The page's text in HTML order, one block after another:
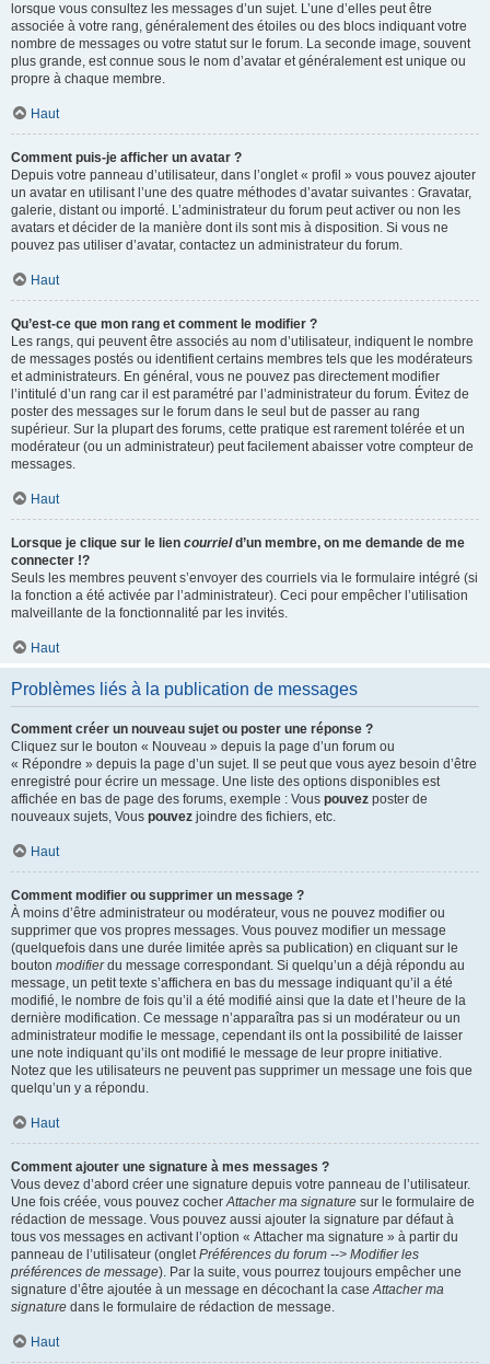
lorsque vous consultez les messages d’un sujet. L’une d’elles peut être
associée à votre rang, généralement des étoiles ou des blocs indiquant votre
nombre de messages ou votre statut sur le forum. La seconde image, souvent
plus grande, est connue sous le nom d’avatar et généralement est unique ou
propre à chaque membre.
Haut
Comment puis-je afficher un avatar ?
Depuis votre panneau d’utilisateur, dans l’onglet « profil » vous pouvez ajouter
un avatar en utilisant l’une des quatre méthodes d’avatar suivantes : Gravatar,
galerie, distant ou importé. L’administrateur du forum peut activer ou non les
avatars et décider de la manière dont ils sont mis à disposition. Si vous ne
pouvez pas utiliser d’avatar, contactez un administrateur du forum.
Haut
Qu’est-ce que mon rang et comment le modifier ?
Les rangs, qui peuvent être associés au nom d’utilisateur, indiquent le nombre
de messages postés ou identifient certains membres tels que les modérateurs
et administrateurs. En général, vous ne pouvez pas directement modifier
l’intitulé d’un rang car il est paramétré par l’administrateur du forum. Évitez de
poster des messages sur le forum dans le seul but de passer au rang
supérieur. Sur la plupart des forums, cette pratique est rarement tolérée et un
modérateur (ou un administrateur) peut facilement abaisser votre compteur de
messages.
Haut
Lorsque je clique sur le lien courrield’un membre, on me demande de me
connecter !?
Seuls les membres peuvent s’envoyer des courriels via le formulaire intégré (si
la fonction a été activée par l’administrateur). Ceci pour empêcher l’utilisation
malveillante de la fonctionnalité par les invités.
Haut
Problèmes liés à la publication de messages
Comment créer un nouveau sujet ou poster une réponse ?
Cliquez sur le bouton « Nouveau » depuis la page d’un forum ou
« Répondre » depuis la page d’un sujet. Il se peut que vous ayez besoin d’être
enregistré pour écrire un message. Une liste des options disponibles est
affichée en bas de page des forums, exemple : Vous pouvez poster de
nouveaux sujets, Vous pouvez joindre des fichiers, etc.
Haut
Comment modifier ou supprimer un message ?
À moins d’être administrateur ou modérateur, vous ne pouvez modifier ou
supprimer que vos propres messages. Vous pouvez modifier un message
(quelquefois dans une durée limitée après sa publication) en cliquant sur le
bouton modifierdu message correspondant. Si quelqu’un a déjà répondu au
message, un petit texte s’affichera en bas du message indiquant qu’il a été
modifié, le nombre de fois qu’il a été modifié ainsi que la date et l’heure de la
dernière modification. Ce message n’apparaîtra pas si un modérateur ou un
administrateur modifie le message, cependant ils ont la possibilité de laisser
une note indiquant qu’ils ont modifié le message de leur propre initiative.
Notez que les utilisateurs ne peuvent pas supprimer un message une fois que
quelqu’un y a répondu.
Haut
Comment ajouter une signature à mes messages ?
Vous devez d’abord créer une signature depuis votre panneau de l’utilisateur.
Une fois créée, vous pouvez cocherAttacher ma signature sur le formulaire de
rédaction de message. Vous pouvez aussi ajouter la signature par défaut à
tous vos messages en activant l’option « Attacher ma signature » à partir du
panneau de l’utilisateur (ongletPréférences du forum --> Modifier les
préférences de message). Par la suite, vous pourrez toujours empêcher une
signature d’être ajoutée à un message en décochant la caseAttacher ma
signature dans le formulaire de rédaction de message.
Haut